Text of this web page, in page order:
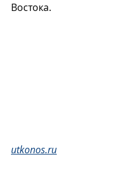
Востока.
utkonos.ru